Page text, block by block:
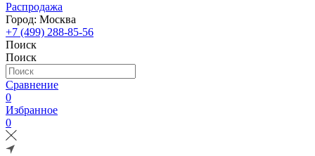
Распродажа
Город: Москва
+7 (499) 288-85-56
Поиск
Поиск
Сравнение
0
Избранное
0